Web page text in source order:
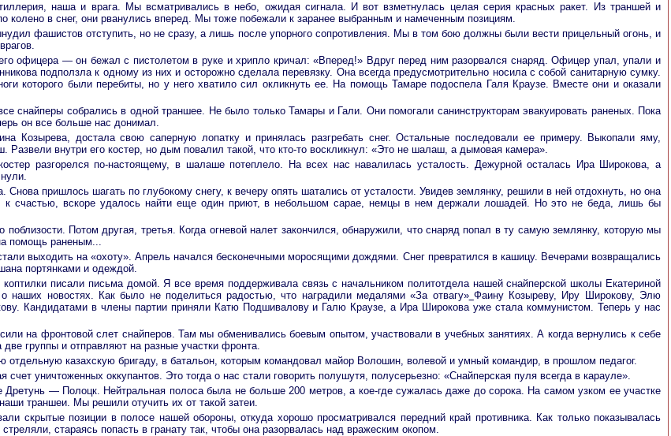
наша и врага. Мы всматривались в небо, ожидая сигнала. И вот взметнулась целая серия красных ракет. Из траншей и
колено в снег, они рванулись вперед. Мы тоже побежали к заранее выбранным и намеченным позициям.
фашистов отступить, но не сразу, а лишь после упорного сопротивления. Мы в том бою должны были вести прицельный огонь, и
офицера — он бежал с пистолетом в руке и хрипло кричал: «Вперед!» Вдруг перед ним разорвался снаряд. Офицер упал, упали и
подползла к одному из них и осторожно сделала перевязку. Она всегда предусмотрительно носила с собой санитарную сумку.
которого были перебиты, но у него хватило сил окликнуть ее. На помощь Тамаре подоспела Галя Краузе. Вместе они и оказали
снайперы собрались в одной траншее. Не было только Тамары и Гали. Они помогали санинструкторам эвакуировать раненых. Пока
он все больше нас донимал.
достала свою саперную лопатку и принялась разгребать снег. Остальные последовали ее примеру. Выкопали яму,
Развели внутри его костер, но дым повалил такой, что кто-то воскликнул: «Это не шалаш, а дымовая камера».
разгорелся по-настоящему, в шалаше потеплело. На всех нас навалилась усталость. Дежурной осталась Ира Широкова, а
Снова пришлось шагать по глубокому снегу, к вечеру опять шатались от усталости. Увидев землянку, решили в ней отдохнуть, но она
к счастью, вскоре удалось найти еще один приют, в небольшом сарае, немцы в нем держали лошадей. Но это не беда, лишь бы
поблизости. Потом другая, третья. Когда огневой налет закончился, обнаружили, что снаряд попал в ту самую землянку, которую мы
помощь раненым...
выходить на «охоту». Апрель начался бесконечными моросящими дождями. Снег превратился в кашицу. Вечерами возвращались
портянками и одеждой.
писали письма домой. Я все время поддерживала связь с начальником политотдела нашей снайперской школы Екатериной
наших новостях. Как было не поделиться радостью, что наградили медалями «За отвагу» Фаину Козыреву, Иру Широкову, Элю
Кандидатами в члены партии приняли Катю Подшивалову и Галю Краузе, а Ира Широкова уже стала коммунистом. Теперь у нас
на фронтовой слет снайперов. Там мы обменивались боевым опытом, участвовали в учебных занятиях. А когда вернулись к себе
группы и отправляют на разные участки фронта.
отдельную казахскую бригаду, в батальон, которым командовал майор Волошин, волевой и умный командир, в прошлом педагог.
уничтоженных оккупантов. Это тогда о нас стали говорить полушутя, полусерьезно: «Снайперская пуля всегда в карауле».
— Полоцк. Нейтральная полоса была не больше 200 метров, а кое-где сужалась даже до сорока. На самом узком ее участке
траншеи. Мы решили отучить их от такой затеи.
скрытые позиции в полосе нашей обороны, откуда хорошо просматривался передний край противника. Как только показывалась
стараясь попасть в гранату так, чтобы она разорвалась над вражеским окопом.